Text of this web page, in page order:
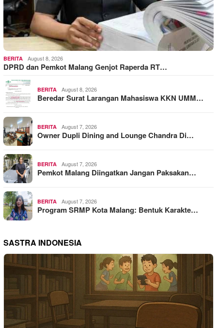
BERITA August 8, 2026
DPRD dan Pemkot Malang Genjot Raperda RT…
BERITA August 8, 2026
Beredar Surat Larangan Mahasiswa KKN UMM…
BERITA August 7, 2026
Owner Dupli Dining and Lounge Chandra Di…
BERITA August 7, 2026
Pemkot Malang Diingatkan Jangan Paksakan…
BERITA August 7, 2026
Program SRMP Kota Malang: Bentuk Karakte…
SASTRA INDONESIA